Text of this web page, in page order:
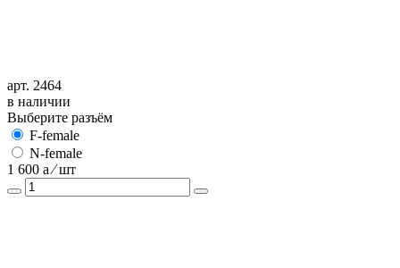
арт. 2464
в наличии
Выберите разъём
F-female
N-female
1 600 a ⁄ шт